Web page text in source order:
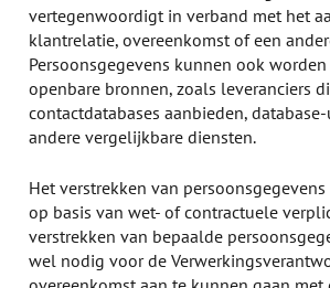
vertegenwoordigt in verband met het
klantrelatie, overeenkomst of een
Persoonsgegevens kunnen ook
openbare bronnen, zoals leveranciers
contactdatabases aanbieden,
andere vergelijkbare diensten.
Het verstrekken van
op basis van wet- of contractuele
verstrekken van bepaalde
wel nodig voor de